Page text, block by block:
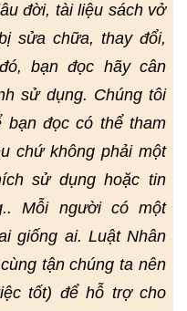
đời, tài liệu sách vở
sửa chữa, thay đổi,
bạn đọc hãy cân
sử dụng. Chúng tôi
đọc có thể tham
chứ không phải một
sử dụng hoặc tin
Mỗi người có một
giống ai. Luật Nhân
tận chúng ta nên
tốt) để hỗ trợ cho